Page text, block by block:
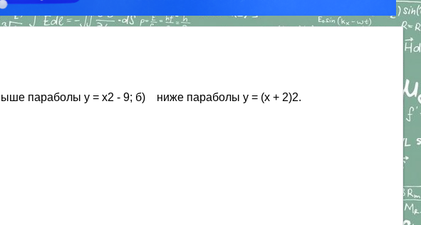
параболы у = х2 - 9; б) ниже параболы у = (х + 2)2.